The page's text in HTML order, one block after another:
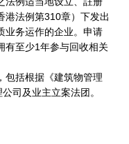
港法例第310章）下发出
业务运作的企业。申请
有至少1年参与回收相关
包括根据《建筑物管理
司及业主立案法团。